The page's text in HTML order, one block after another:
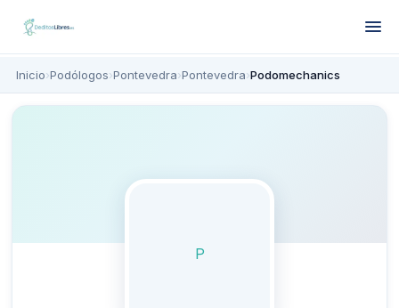
Inicio›Podólogos›Pontevedra›Pontevedra›Podomechanics
P